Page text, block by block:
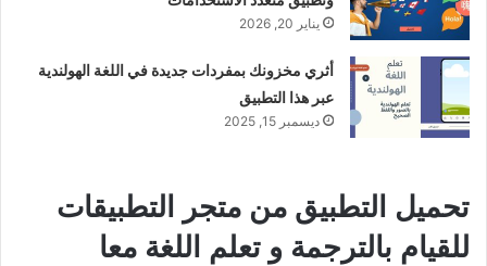
يناير 20, 2026
أثري مخزونك بمفردات جديدة في اللغة الهولندية
عبر هذا التطبيق
ديسمبر 15, 2025
تحميل التطبيق من متجر التطبيقات
للقيام بالترجمة و تعلم اللغة معا